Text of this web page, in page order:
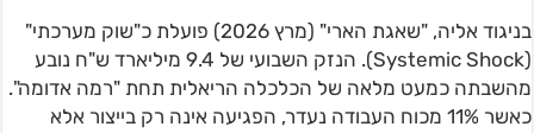
בניגוד אליה, "שאגת הארי" (מרץ 2026) פועלת כ"שוק מערכתי"
(Systemic Shock). הנזק השבועי של 9.4 מיליארד ש"ח נובע
מהשבתה כמעט מלאה של הכלכלה הריאלית תחת "רמה אדומה".
כאשר 11% מכוח העבודה נעדר, הפגיעה אינה רק בייצור אלא